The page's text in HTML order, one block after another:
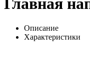
Главная
Описание
Характеристики